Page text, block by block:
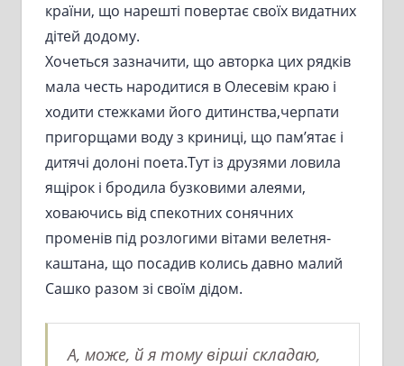
країни, що нарешті повертає своїх видатних
дітей додому.
Хочеться зазначити, що авторка цих рядків
мала честь народитися в Олесевім краю і
ходити стежками його дитинства,черпати
пригорщами воду з криниці, що пам’ятає і
дитячі долоні поета.Тут із друзями ловила
ящірок і бродила бузковими алеями,
ховаючись від спекотних сонячних
променів під розлогими вітами велетня-
каштана, що посадив колись давно малий
Сашко разом зі своїм дідом.
А, може, й я тому вірші складаю,